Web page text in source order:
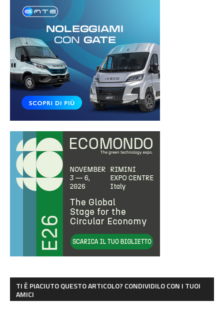
TI È PIACIUTO QUESTO ARTICOLO? CONDIVIDILO CON I TUOI
AMICI